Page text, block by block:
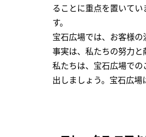
ることに重点を置いて
す。
宝石広場では、お客様
事実は、私たちの努力と
私たちは、宝石広場で
出しましょう。宝石広場